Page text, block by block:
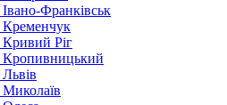
Франківськ
Ріг